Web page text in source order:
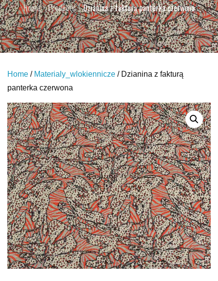
Home Products Dzianina z fakturą panterka czerwona
Home / Materialy_wlokiennicze / Dzianina z fakturą
panterka czerwona